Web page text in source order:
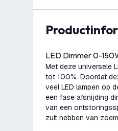
LED Dimmer 0-
Met deze universele
tot 100%. Doordat
veel LED lampen op
een fase afsnijding
van een
zult hebben van